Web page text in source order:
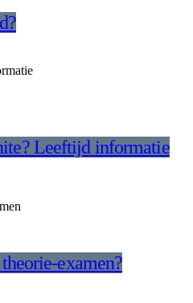
Leeftijd informatie
examen?